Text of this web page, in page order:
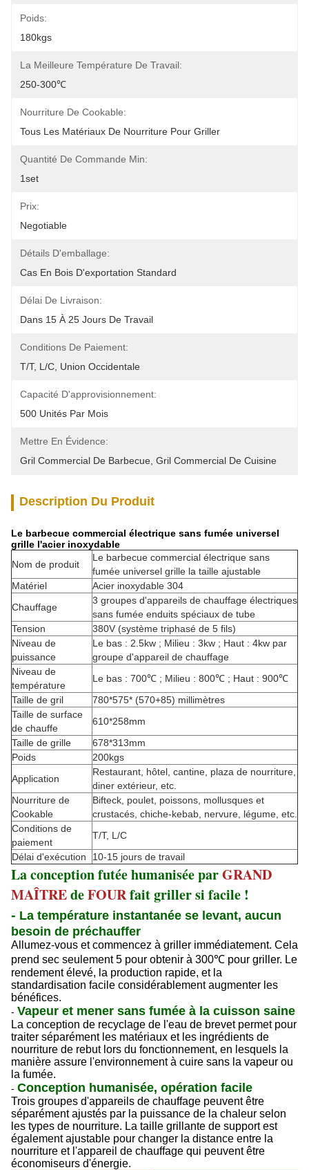
Poids:
180kgs
La Meilleure Température De Travail:
250-300℃
Nourriture De Cookable:
Tous Les Matériaux De Nourriture Pour Griller
Quantité De Commande Min:
1set
Prix:
Negotiable
Détails D'emballage:
Cas En Bois D'exportation Standard
Délai De Livraison:
Dans 15 À 25 Jours De Travail
Conditions De Paiement:
T/T, L/C, Union Occidentale
Capacité D'approvisionnement:
500 Unités Par Mois
Mettre En Évidence:
Gril Commercial De Barbecue Gril Commercial De Cuisine
Description Du Produit
Le barbecue commercial électrique sans fumée universel
grille l'acier inoxydable
Nom de produit
Le barbecue commercial électrique sans
fumée universel grille la taille ajustable
Matériel
Acier inoxydable 304
Chauffage
3 groupes d'appareils de chauffage électriques
sans fumée enduits spéciaux de tube
Tension
380V (système triphasé de 5 fils)
Niveau de
puissance
Le bas : 2.5kw ; Milieu : 3kw ; Haut : 4kw par
groupe d'appareil de chauffage
Niveau de
température
Le bas : 700℃ ; Milieu : 800℃ ; Haut : 900℃
Taille de gril
780*575* (570+85) millimètres
Taille de surface
de chauffe
610*258mm
Taille de grille
678*313mm
Poids
200kgs
Application
Restaurant, hôtel, cantine, plaza de nourriture,
diner extérieur, etc.
Nourriture de
Cookable
Bifteck, poulet, poissons, mollusques et
crustacés, chiche-kebab, nervure, légume, etc.
Conditions de
paiement
T/T, L/C
Délai d'exécution
10-15 jours de travail
La conception futée humanisée parGRAND
MAÎTREdeFOURfait griller si facile !
- La température instantanée se levant, aucun
besoin de préchauffer
Allumez-vous et commencez à griller immédiatement. Cela
prend sec seulement 5 pour obtenir à 300℃ pour griller. Le
rendement élevé, la production rapide, et la
standardisation facile considérablement augmenter les
bénéfices.
- Vapeur et mener sans fumée à la cuisson saine
La conception de recyclage de l'eau de brevet permet pour
traiter séparément les matériaux et les ingrédients de
nourriture de rebut lors du fonctionnement, en lesquels la
manière assure l'environnement à cuire sans la vapeur ou
la fumée.
- Conception humanisée, opération facile
Trois groupes d'appareils de chauffage peuvent être
séparément ajustés par la puissance de la chaleur selon
les types de nourriture. La taille grillante de support est
également ajustable pour changer la distance entre la
nourriture et l'appareil de chauffage qui peuvent être
économiseurs d'énergie.